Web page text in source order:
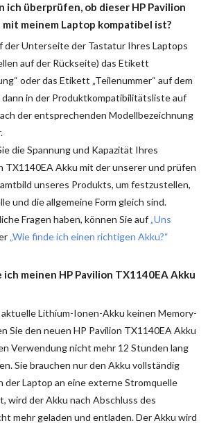
ich überprüfen, ob dieser HP Pavilion
mit meinem Laptop kompatibel ist?
der Unterseite der Tastatur Ihres Laptops
auf der Rückseite) das Etikett
oder das Etikett „Teilenummer“ auf dem
dann in der Produktkompatibilitätsliste auf
der entsprechenden Modellbezeichnung
die Spannung und Kapazität Ihres
TX1140EA Akku mit der unserer und prüfen
unseres Produkts, um festzustellen,
und die allgemeine Form gleich sind.
Fragen haben, können Sie auf „Uns
„Wie finde ich einen richtigen Akku?“
ich meinen HP Pavilion TX1140EA Akku
aktuelle Lithium-Ionen-Akku keinen Memory-
Sie den neuen HP Pavilion TX1140EA Akku
Verwendung nicht mehr 12 Stunden lang
Sie brauchen nur den Akku vollständig
der Laptop an eine externe Stromquelle
wird der Akku nach Abschluss des
mehr geladen und entladen. Der Akku wird